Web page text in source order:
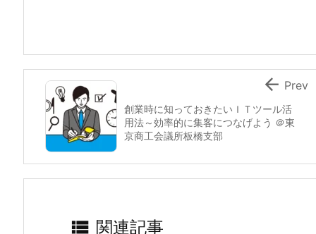
創業時に知っておきたいＩＴツール活
用法～効率的に集客につなげよう ＠東
京商工会議所板橋支部
 Prev
 関連記事